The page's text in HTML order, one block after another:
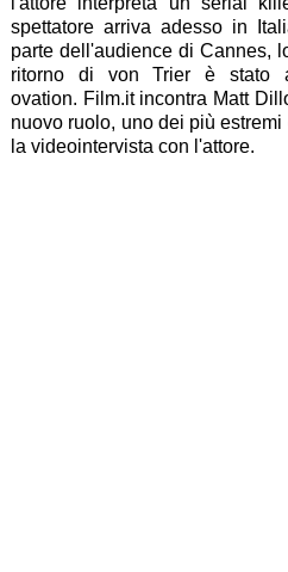
spettatore arriva adesso in
parte dell'audience di Cannes,
ritorno di von Trier è stato
ovation. Film.it incontra Matt
nuovo ruolo, uno dei più
la videointervista con l'attore.